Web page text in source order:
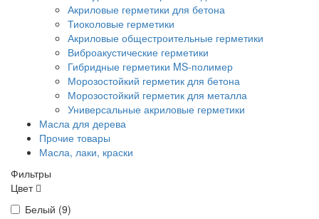
Акриловые герметики для бетона
Тиоколовые герметики
Акриловые общестроительные герметики
Виброакустические герметики
Гибридные герметики MS-полимер
Морозостойкий герметик для бетона
Морозостойкий герметик для металла
Универсальные акриловые герметики
Масла для дерева
Прочие товары
Масла, лаки, краски
Фильтры
Цвет
Белый (9)